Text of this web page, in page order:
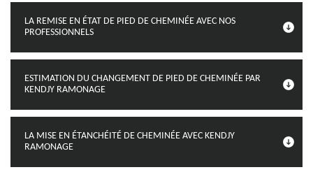
LA REMISE EN ÉTAT DE PIED DE CHEMINÉE AVEC NOS
PROFESSIONNELS
ESTIMATION DU CHANGEMENT DE PIED DE CHEMINÉE PAR
KENDJY RAMONAGE
LA MISE EN ÉTANCHÉITÉ DE CHEMINÉE AVEC KENDJY
RAMONAGE